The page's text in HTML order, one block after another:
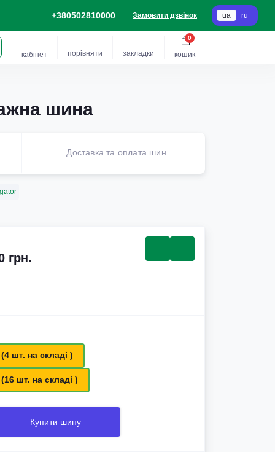
+380502810000 Замовити дзвінок ua ru
кабінет порівняти закладки кошик
0
шина
Доставка та оплата шин
грн.
шт. на складі )
шт. на складі )
Купити шину